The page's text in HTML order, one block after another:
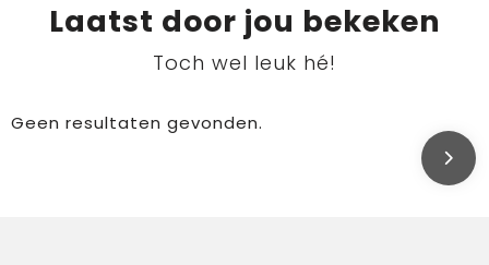
Laatst door jou bekeken
Toch wel leuk hé!
Geen resultaten gevonden.